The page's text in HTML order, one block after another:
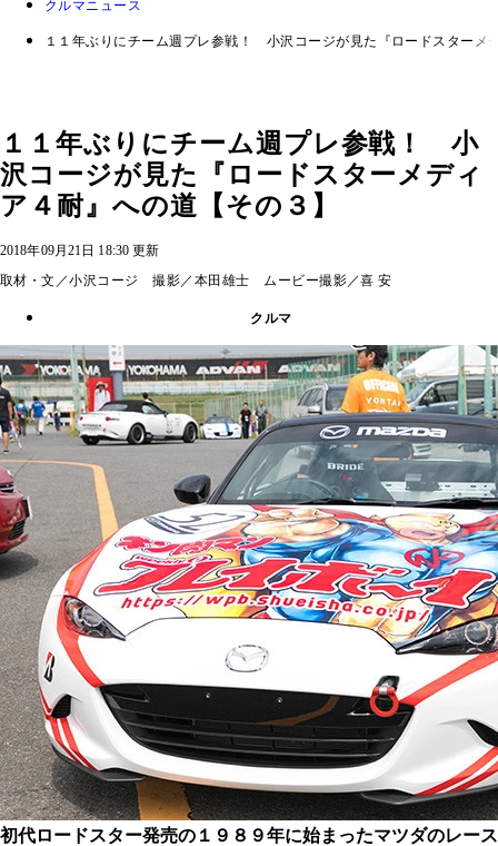
クルマニュース
１１年ぶりにチーム週プレ参戦！ 小沢コージが見た『ロードスターメ
１１年ぶりにチーム週プレ参戦！ 小
沢コージが見た『ロードスターメディ
ア４耐』への道【その３】
2018年09月21日 18:30 更新
取材・文／小沢コージ 撮影／本田雄士 ムービー撮影／喜 安
クルマ
初代ロードスター発売の１９８９年に始まったマツダのレース